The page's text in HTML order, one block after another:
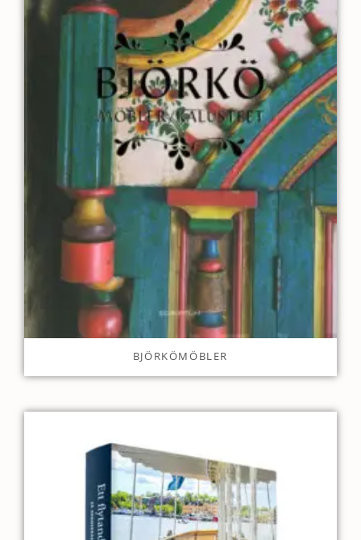
BJÖRKÖMÖBLER